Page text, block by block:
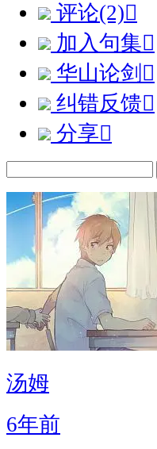
评论(2)
加入句集
华山论剑 
纠错反馈
分享
汤姆
6年前